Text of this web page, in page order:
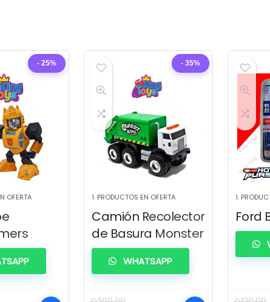
- 25%
OFERTA
- 35%
1. PRODUCTOS EN OFERTA
Camión Recolector
de Basura Monster
WHATSAPP
1.
Ford